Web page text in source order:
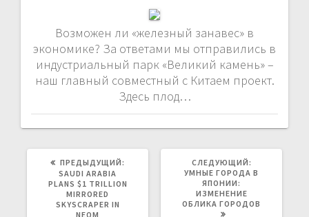
Возможен ли «железный занавес» в
экономике? За ответами мы отправились в
индустриальный парк «Великий камень» –
наш главный совместный с Китаем проект.
Здесь плод…
ПРЕДЫДУЩИЙ:
SAUDI ARABIA
PLANS $1 TRILLION
MIRRORED
SKYSCRAPER IN
NEOM
СЛЕДУЮЩИЙ:
ЗАПИСЬ:
УМНЫЕ ГОРОДА В
ЯПОНИИ:
ИЗМЕНЕНИЕ
ОБЛИКА ГОРОДОВ